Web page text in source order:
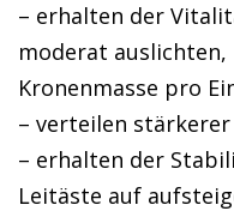
– erhalten der
moderat auslichten,
Kronenmasse pro
– verteilen
– erhalten der
Leitäste auf